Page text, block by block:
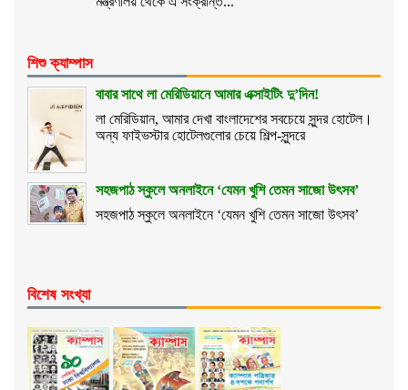
শিশু ক্যাম্পাস
বাবার সাথে লা মেরিডিয়ানে আমার এক্সাইটিং দু’দিন!
লা মেরিডিয়ান, আমার দেখা বাংলাদেশের সবচেয়ে সুন্দর হোটেল।
অন্য ফাইভস্টার হোটেলগুলোর চেয়ে শিল্প-সুন্দরে
সহজপাঠ স্কুলে অনলাইনে ‘যেমন খুশি তেমন সাজো উৎসব’
সহজপাঠ স্কুলে অনলাইনে ‘যেমন খুশি তেমন সাজো উৎসব’
বিশেষ সংখ্যা